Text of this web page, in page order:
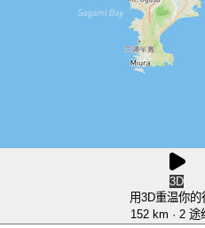
3D
用3D重温你的
152 km · 2 途